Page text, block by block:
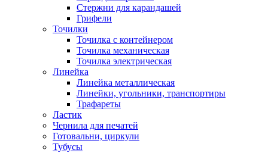
Стержни для карандашей
Грифели
Точилки
Точилка с контейнером
Точилка механическая
Точилка электрическая
Линейка
Линейка металлическая
Линейки, угольники, транспортиры
Трафареты
Ластик
Чернила для печатей
Готовальни, циркули
Тубусы